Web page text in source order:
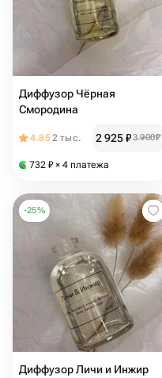
Диффузор Чёрная
Смородина
4.852 тыс. 2 925₽3 900₽
732 ₽ × 4 платежа
-25%
Диффузор Личи и Инжир